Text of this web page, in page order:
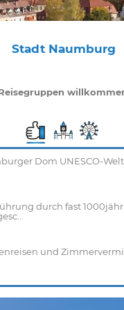
Stadt Naumburg
Dom UNESCO-
durch fast
und